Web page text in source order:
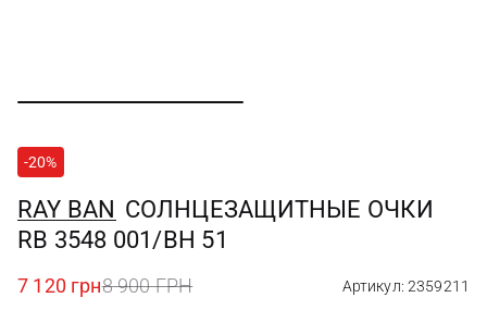
-20%
RAY BAN СОЛНЦЕЗАЩИТНЫЕ ОЧКИ
RB 3548 001/BH 51
7 120 грн8 900 ГРН Артикул: 2359211